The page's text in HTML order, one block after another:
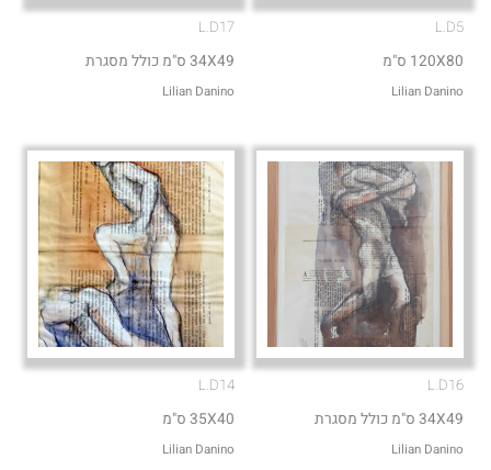
L.D5
120X80 ס"מ
Lilian Danino
L.D17
34X49 ס"מ כולל מסגרת
Lilian Danino
L.D16
34X49 ס"מ כולל מסגרת
Lilian Danino
L.D14
35X40 ס"מ
Lilian Danino